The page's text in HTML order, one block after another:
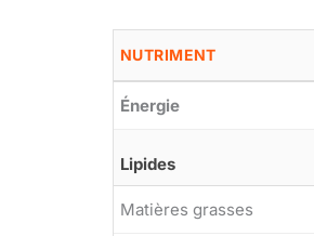
NUTRIMENT
Énergie
Lipides
Matières grasses